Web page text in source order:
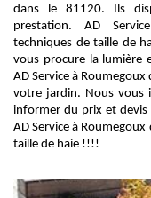
dans le 81120. Ils
prestation. AD
techniques de taille de
vous procure la lumière
AD Service à
votre jardin. Nous vous
informer du prix et devis
AD Service à
taille de haie !!!!